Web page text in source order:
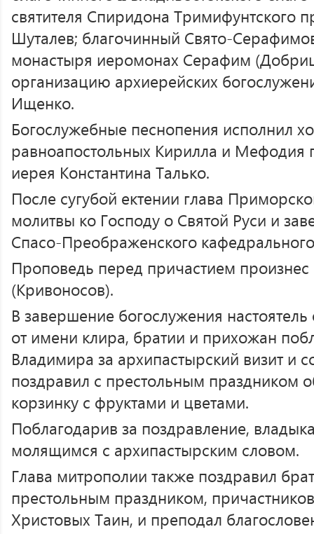
святителя Спиридона Тримифунтского
Шуталев; благочинный Свято-
монастыря иеромонах Серафим
организацию архиерейских
Ищенко.
Богослужебные песнопения исполнил
равноапостольных Кирилла и Мефодия
иерея Константина Талько.
После сугубой ектении глава
молитвы ко Господу о Святой Руси и
Спасо-Преображенского
Проповедь перед причастием
(Кривоносов).
В завершение богослужения
от имени клира, братии и прихожан
Владимира за архипастырский визит и
поздравил с престольным праздником
корзинку с фруктами и цветами.
Поблагодарив за поздравление,
молящимся с архипастырским словом.
Глава митрополии также поздравил
престольным праздником,
Христовых Таин, и преподал